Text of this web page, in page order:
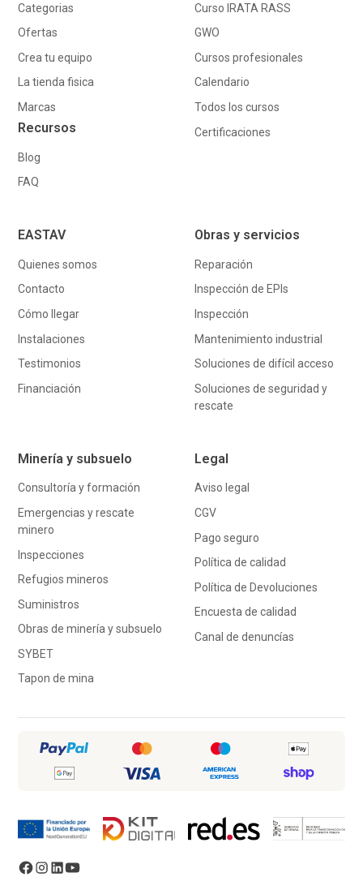
Categorias
Ofertas
Crea tu equipo
La tienda fisica
Marcas
Recursos
Blog
FAQ
Curso IRATA RASS
GWO
Cursos profesionales
Calendario
Todos los cursos
Certificaciones
EASTAV
Quienes somos
Contacto
Cómo llegar
Instalaciones
Testimonios
Financiación
Obras y servicios
Reparación
Inspección de EPIs
Inspección
Mantenimiento industrial
Soluciones de difícil acceso
Soluciones de seguridad y
rescate
Minería y subsuelo
Consultoría y formación
Emergencias y rescate
minero
Inspecciones
Refugios mineros
Suministros
Obras de minería y subsuelo
SYBET
Tapon de mina
Legal
Aviso legal
CGV
Pago seguro
Política de calidad
Política de Devoluciones
Encuesta de calidad
Canal de denuncías